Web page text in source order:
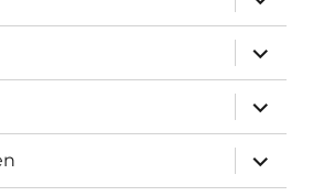
anzeigen
anzeigen
anzeigen
anzeigen